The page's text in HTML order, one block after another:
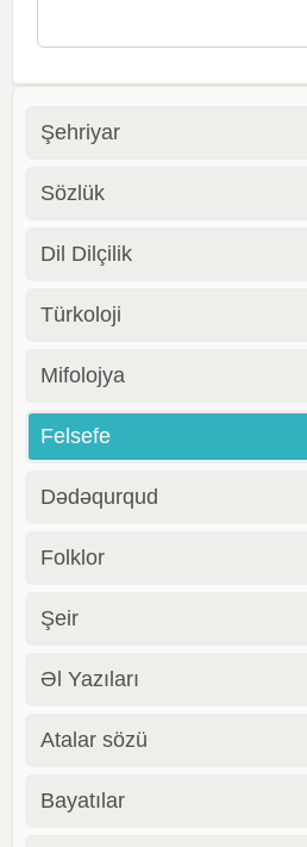
Şehriyar
Sözlük
Dil Dilçilik
Türkoloji
Mifolojya
Felsefe
Dədəqurqud
Folklor
Şeir
Əl Yazıları
Atalar sözü
Bayatılar